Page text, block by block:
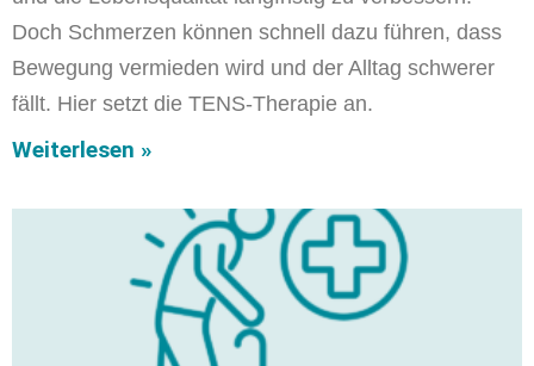
Doch Schmerzen können schnell dazu führen, dass
Bewegung vermieden wird und der Alltag schwerer
fällt. Hier setzt die TENS-Therapie an.
Weiterlesen »